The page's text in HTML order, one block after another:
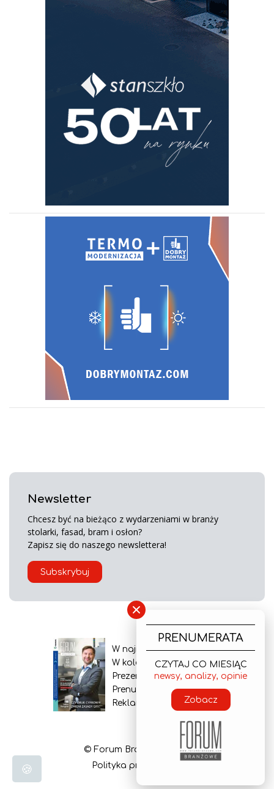
Newsletter
Chcesz być na bieżąco z wydarzeniami w branży
stolarki, fasad, bram i osłon?
Zapisz się do naszego newslettera!
Subskrybuj
W najnowszym wydaniu
W kolejnym numerze
Prezentacja gazety
Prenumerata
Reklama
© Forum Branżowe 2026
Polityka prywatności
×
PRENUMERATA
CZYTAJ CO MIESIĄC
newsy, analizy, opinie
Zobacz
🍪